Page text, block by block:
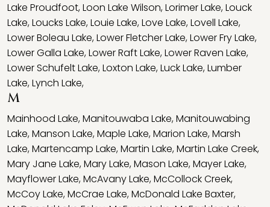
Lake Proudfoot,Loon Lake Wilson,Lorimer Lake,Louck
Lake,Loucks Lake,Louie Lake,Love Lake,Lovell Lake,
Lower Boleau Lake,Lower Fletcher Lake,Lower Fry Lake,
Lower Galla Lake,Lower Raft Lake,Lower Raven Lake,
Lower Schufelt Lake,Loxton Lake,Luck Lake,Lumber
Lake,Lynch Lake,
M
Mainhood Lake,Manitouwaba Lake,Manitouwabing
Lake,Manson Lake,Maple Lake,Marion Lake,Marsh
Lake,Martencamp Lake,Martin Lake,Martin Lake Creek,
Mary Jane Lake,Mary Lake,Mason Lake,Mayer Lake,
Mayflower Lake,McAvany Lake,McCollock Creek,
McCoy Lake,McCrae Lake,McDonald Lake Baxter,